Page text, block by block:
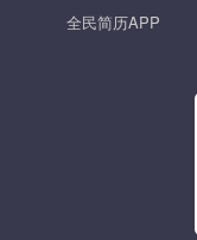
全民简历APP